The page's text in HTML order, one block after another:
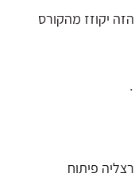
יקוזז מהקורס